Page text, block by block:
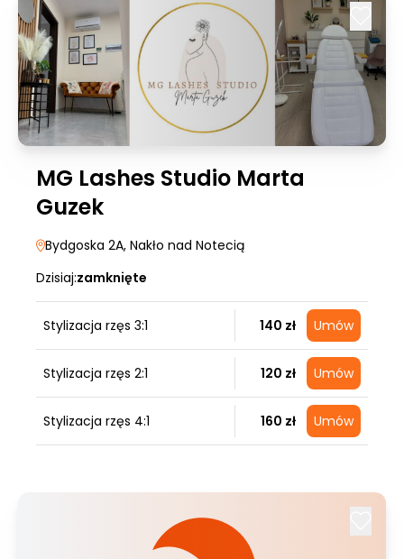
MG Lashes Studio Marta
Guzek
Bydgoska 2A, Nakło nad Notecią
Dzisiaj:zamknięte
Stylizacja rzęs 3:1 140 zł Umów
Stylizacja rzęs 2:1 120 zł Umów
Stylizacja rzęs 4:1 160 zł Umów